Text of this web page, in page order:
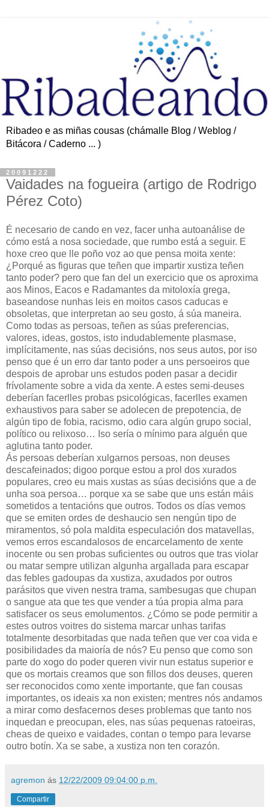
Ribadeo e as miñas cousas (chámalle Blog / Weblog /
Bitácora / Caderno ... )
20091222
Vaidades na fogueira (artigo de Rodrigo
Pérez Coto)
É necesario de cando en vez, facer unha autoanálise de
cómo está a nosa sociedade, que rumbo está a seguir. E
hoxe creo que lle poño voz ao que pensa moita xente:
¿Porqué as figuras que teñen que impartir xustiza teñen
tanto poder? pero que fan del un exercicio que os aproxima
aos Minos, Eacos e Radamantes da mitoloxía grega,
baseandose nunhas leis en moitos casos caducas e
obsoletas, que interpretan ao seu gosto, á súa maneira.
Como todas as persoas, teñen as súas preferencias,
valores, ideas, gostos, isto indudablemente plasmase,
implícitamente, nas súas decisións, nos seus autos, por iso
penso que é un erro dar tanto poder a uns persoeiros que
despois de aprobar uns estudos poden pasar a decidir
frívolamente sobre a vida da xente. A estes semi-deuses
deberían facerlles probas psicológicas, facerlles examen
exhaustivos para saber se adolecen de prepotencia, de
algún tipo de fobia, racismo, odio cara algún grupo social,
político ou relixoso… Iso sería o mínimo para alguén que
aglutina tanto poder.
Ás persoas deberían xulgarnos persoas, non deuses
descafeinados; digoo porque estou a prol dos xurados
populares, creo eu mais xustas as súas decisións que a de
unha soa persoa… porque xa se sabe que uns están máis
sometidos a tentacións que outros. Todos os días vemos
que se emiten ordes de deshaucio sen nengún tipo de
miramentos, só pola maldita especulación dos matavellas,
vemos erros escandalosos de encarcelamento de xente
inocente ou sen probas suficientes ou outros que tras violar
ou matar sempre utilizan algunha argallada para escapar
das febles gadoupas da xustiza, axudados por outros
parásitos que viven nestra trama, sambesugas que chupan
o sangue ata que tes que vender a túa propia alma para
satisfacer os seus emolumentos. ¿Cómo se pode permitir a
estes outros voitres do sistema marcar unhas tarifas
totalmente desorbitadas que nada teñen que ver coa vida e
posibilidades da maioría de nós? Eu penso que como son
parte do xogo do poder queren vivir nun estatus superior e
que os mortais creamos que son fillos dos deuses, queren
ser reconocidos como xente importante, que fan cousas
importantes, os ideais xa non existen; mentres nós andamos
a mirar como desfacernos deses problemas que tanto nos
inquedan e preocupan, eles, nas súas pequenas ratoeiras,
cheas de queixo e vaidades, contan o tempo para levarse
outro botín. Xa se sabe, a xustiza non ten corazón.
agremon ás 12/22/2009 09:04:00 p.m.
Compartir